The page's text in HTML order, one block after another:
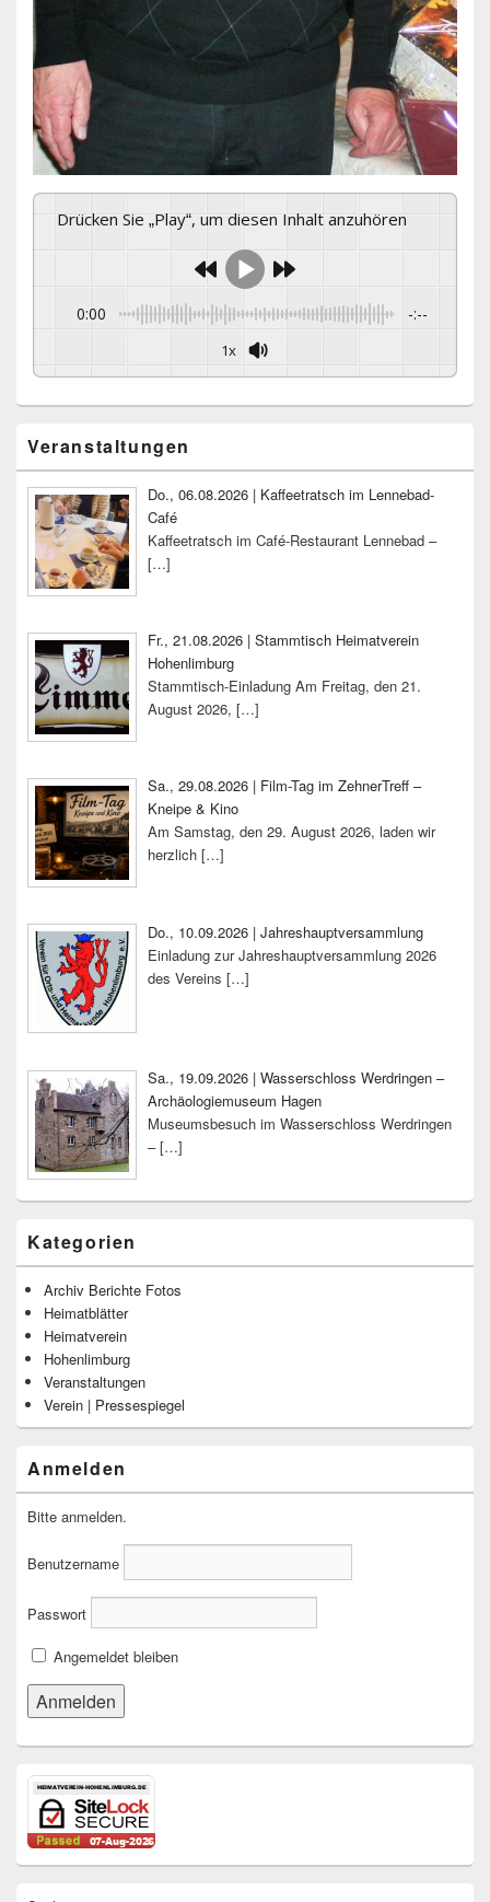
Drücken Sie „Play“, um diesen Inhalt anzuhören
0:00 -:--
1x
Seitenleisten-
Widgetbereich
Veranstaltungen
Do., 06.08.2026 | Kaffeetratsch im Lennebad-
Café
Kaffeetratsch im Café-Restaurant Lennebad –
[…]
Fr., 21.08.2026 | Stammtisch Heimatverein
Hohenlimburg
Stammtisch-Einladung Am Freitag, den 21.
August 2026, […]
Sa., 29.08.2026 | Film-Tag im ZehnerTreff –
Kneipe & Kino
Am Samstag, den 29. August 2026, laden wir
herzlich […]
Do., 10.09.2026 | Jahreshauptversammlung
Einladung zur Jahreshauptversammlung 2026
des Vereins […]
Sa., 19.09.2026 | Wasserschloss Werdringen –
Archäologiemuseum Hagen
Museumsbesuch im Wasserschloss Werdringen
–[…]
Kategorien
Archiv Berichte Fotos
Heimatblätter
Heimatverein
Hohenlimburg
Veranstaltungen
Verein | Pressespiegel
Anmelden
Bitte anmelden.
Benutzername
Passwort
Angemeldet bleiben